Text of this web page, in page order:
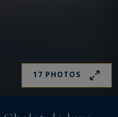
17 PHOTOS